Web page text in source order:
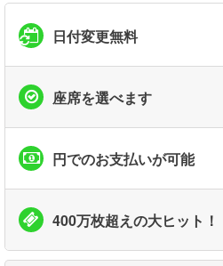
日付変更無料
座席を選べます
円でのお支払いが可能
400万枚超えの大ヒット！